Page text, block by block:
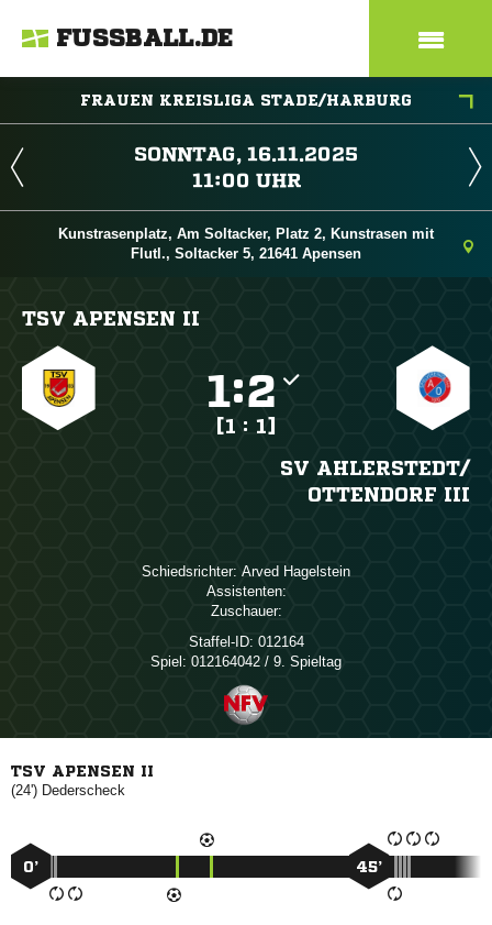
FUSSBALL.DE
FRAUEN KREISLIGA STADE/HARBURG
 
 
Kunstrasenplatz, Am Soltacker, Platz 2, Kunstrasen mit
Flutl., Soltacker 5, 21641 Apensen
TSV APENSEN II
:
[1 : 1]
SV AHLERSTEDT/​
OTTENDORF III
Schiedsrichter:  
Assistenten:
Zuschauer:
Staffel-ID: 012164
Spiel: 012164042 / 9. Spieltag
TSV APENSEN II
(24') 
0’ 45’